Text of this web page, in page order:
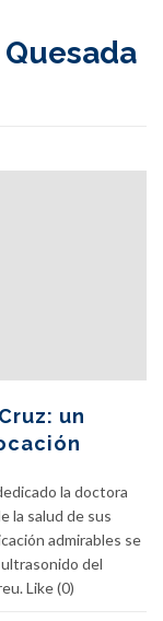
un
la doctora
la salud de sus
admirables se
del
Like (0)